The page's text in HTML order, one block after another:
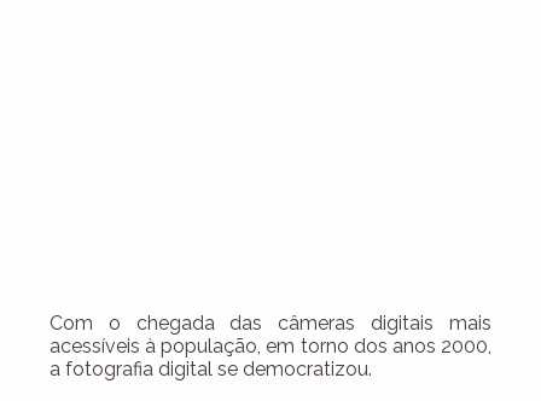
Com o chegada das câmeras digitais mais
acessíveis à população, em torno dos anos 2000,
a fotografia digital se democratizou.